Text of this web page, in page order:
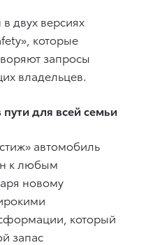
двух версиях
которые
запросы
владельцев.
для всей семьи
автомобиль
к любым
новому
который
запас